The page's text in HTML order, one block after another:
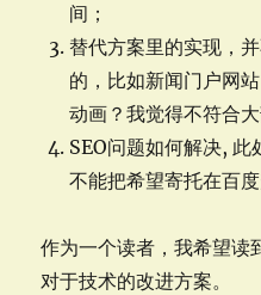
间；
替代方案里的实现，
的，比如新闻门户网
动画？我觉得不符合
SEO问题如何解决, 此
不能把希望寄托在百
作为一个读者，我希望读
对于技术的改进方案。